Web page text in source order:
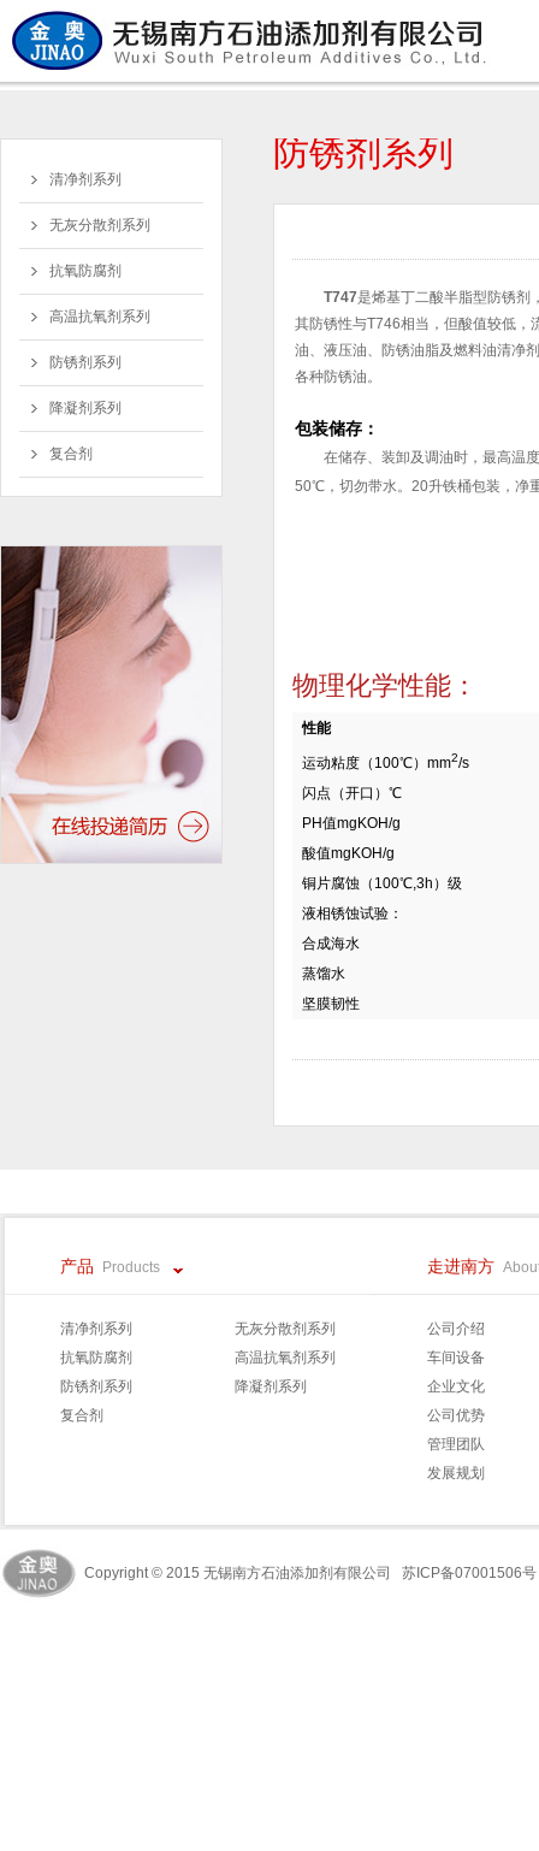
清净剂系列
无灰分散剂系列
抗氧防腐剂
高温抗氧剂系列
防锈剂系列
降凝剂系列
复合剂
防锈剂系列
T747是烯基丁二酸半脂型防锈剂
其防锈性与T746相当，但酸值较低，
油、液压油、防锈油脂及燃料油清净
各种防锈油。
包装储存：
在储存、装卸及调油时，最高温
50℃，切勿带水。20升铁桶包装，净
物理化学性能：
性能
运动粘度（100℃）mm2/s
闪点（开口）℃
PH值mgKOH/g
酸值mgKOH/g
铜片腐蚀（100℃,3h）级
液相锈蚀试验：
合成海水
蒸馏水
坚膜韧性
产品 Products
清净剂系列
无灰分散剂系列
抗氧防腐剂
高温抗氧剂系列
防锈剂系列
降凝剂系列
复合剂
走进南方
公司介绍
车间设备
企业文化
公司优势
管理团队
发展规划
Copyright © 2015 无锡南方石油添加剂有限公司 苏ICP备07001506